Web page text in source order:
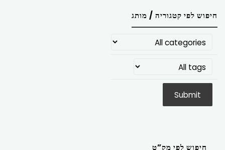
חיפוש לפי קטגוריה / מותג
חיפוש לפי מק”ט